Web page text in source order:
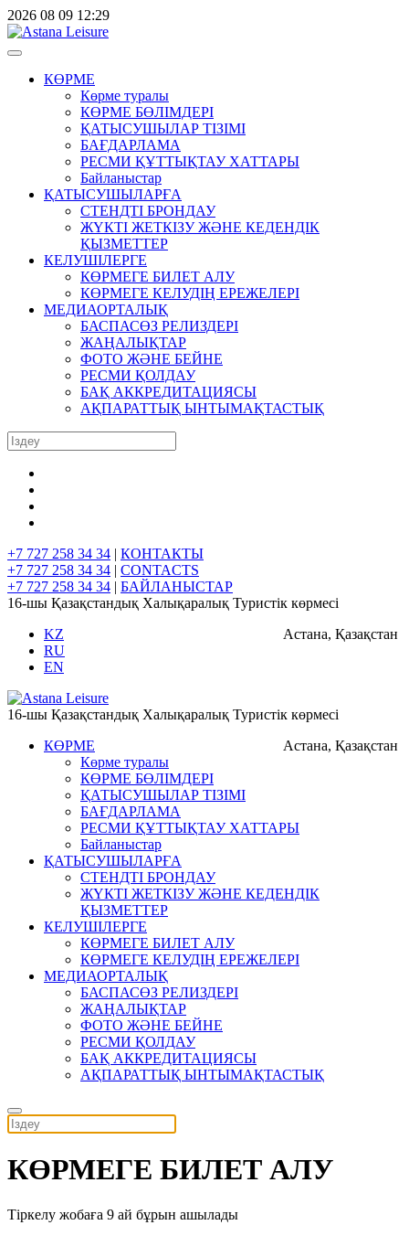
2026 08 09 12:29
КӨРМЕ
Көрме туралы
КӨРМЕ БӨЛІМДЕРІ
ҚАТЫСУШЫЛАР ТІЗІМІ
БАҒДАРЛАМА
РЕСМИ ҚҰТТЫҚТАУ ХАТТАРЫ
Байланыстар
ҚАТЫСУШЫЛАРҒА
СТЕНДТІ БРОНДАУ
ЖҮКТІ ЖЕТКІЗУ ЖӘНЕ КЕДЕНДІК
ҚЫЗМЕТТЕР
КЕЛУШІЛЕРГЕ
КӨРМЕГЕ БИЛЕТ АЛУ
КӨРМЕГЕ КЕЛУДІҢ ЕРЕЖЕЛЕРІ
МЕДИАОРТАЛЫҚ
БАСПАСӨЗ РЕЛИЗДЕРІ
ЖАҢАЛЫҚТАР
ФОТО ЖӘНЕ БЕЙНЕ
РЕСМИ ҚОЛДАУ
БАҚ АККРЕДИТАЦИЯСЫ
АҚПАРАТТЫҚ ЫНТЫМАҚТАСТЫҚ
+7 727 258 34 34 | КОНТАКТЫ
+7 727 258 34 34 | CONTACTS
+7 727 258 34 34 | БАЙЛАНЫСТАР
16-шы Қазақстандық Халықаралық Туристік көрмесі
Астана, Қазақстан
KZ
RU
EN
16-шы Қазақстандық Халықаралық Туристік көрмесі
Астана, Қазақстан
КӨРМЕ
Көрме туралы
КӨРМЕ БӨЛІМДЕРІ
ҚАТЫСУШЫЛАР ТІЗІМІ
БАҒДАРЛАМА
РЕСМИ ҚҰТТЫҚТАУ ХАТТАРЫ
Байланыстар
ҚАТЫСУШЫЛАРҒА
СТЕНДТІ БРОНДАУ
ЖҮКТІ ЖЕТКІЗУ ЖӘНЕ КЕДЕНДІК
ҚЫЗМЕТТЕР
КЕЛУШІЛЕРГЕ
КӨРМЕГЕ БИЛЕТ АЛУ
КӨРМЕГЕ КЕЛУДІҢ ЕРЕЖЕЛЕРІ
МЕДИАОРТАЛЫҚ
БАСПАСӨЗ РЕЛИЗДЕРІ
ЖАҢАЛЫҚТАР
ФОТО ЖӘНЕ БЕЙНЕ
РЕСМИ ҚОЛДАУ
БАҚ АККРЕДИТАЦИЯСЫ
АҚПАРАТТЫҚ ЫНТЫМАҚТАСТЫҚ
КӨРМЕГЕ БИЛЕТ АЛУ
Тіркелу жобаға 9 ай бұрын ашылады